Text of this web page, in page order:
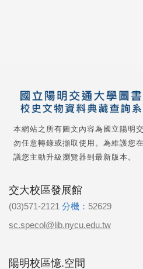
本網站之所有圖文內容為國立陽明
勿任意轉錄或擷取使用。為維護您
議您主動升級瀏覽器到最新版本。
交大校區發展館
(03)571-2121 分機： 52629
sc.specol@lib.nycu.edu.tw
陽明校區憶.空間